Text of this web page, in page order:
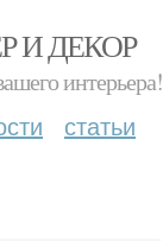
И ДЕКОР
интерьера!
статьи